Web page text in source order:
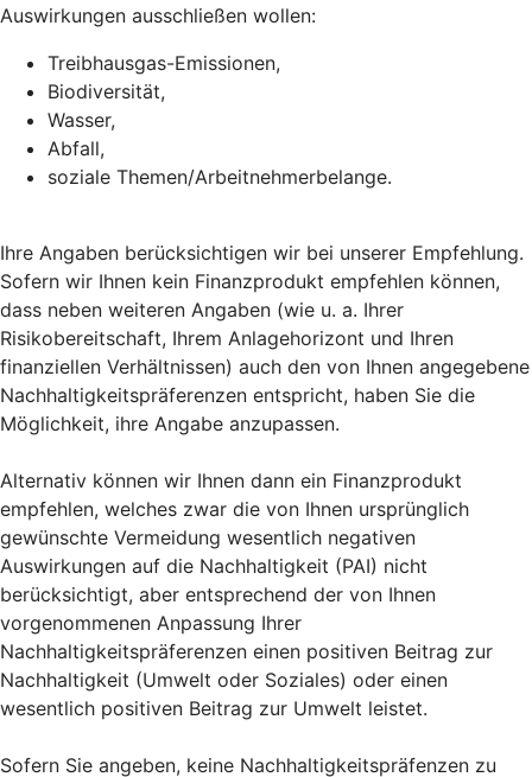
Auswirkungen ausschließen wollen:
Treibhausgas-Emissionen,
Biodiversität,
Wasser,
Abfall,
soziale Themen/Arbeitnehmerbelange.
Ihre Angaben berücksichtigen wir bei unserer Empfehlung.
Sofern wir Ihnen kein Finanzprodukt empfehlen können,
dass neben weiteren Angaben (wie u. a. Ihrer
Risikobereitschaft, Ihrem Anlagehorizont und Ihren
finanziellen Verhältnissen) auch den von Ihnen angegebene
Nachhaltigkeitspräferenzen entspricht, haben Sie die
Möglichkeit, ihre Angabe anzupassen.
Alternativ können wir Ihnen dann ein Finanzprodukt
empfehlen, welches zwar die von Ihnen ursprünglich
gewünschte Vermeidung wesentlich negativen
Auswirkungen auf die Nachhaltigkeit (PAI) nicht
berücksichtigt, aber entsprechend der von Ihnen
vorgenommenen Anpassung Ihrer
Nachhaltigkeitspräferenzen einen positiven Beitrag zur
Nachhaltigkeit (Umwelt oder Soziales) oder einen
wesentlich positiven Beitrag zur Umwelt leistet.
Sofern Sie angeben, keine Nachhaltigkeitspräfenzen zu